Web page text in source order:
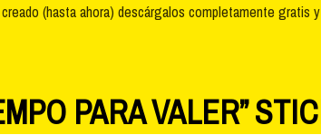
(hasta ahora) descárgalos completamente gratis
PARA VALER”